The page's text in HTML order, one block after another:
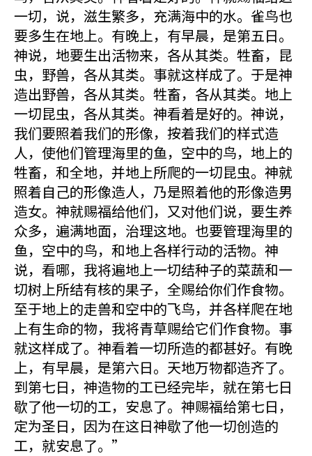
一切，说，滋生繁多，充满海中的水。雀鸟也
要多生在地上。有晚上，有早晨，是第五日。
神说，地要生出活物来，各从其类。牲畜，昆
虫，野兽，各从其类。事就这样成了。于是神
造出野兽，各从其类。牲畜，各从其类。地上
一切昆虫，各从其类。神看着是好的。神说，
我们要照着我们的形像，按着我们的样式造
人，使他们管理海里的鱼，空中的鸟，地上的
牲畜，和全地，并地上所爬的一切昆虫。神就
照着自己的形像造人，乃是照着他的形像造男
造女。神就赐福给他们，又对他们说，要生养
众多，遍满地面，治理这地。也要管理海里的
鱼，空中的鸟，和地上各样行动的活物。神
说，看哪，我将遍地上一切结种子的菜蔬和一
切树上所结有核的果子，全赐给你们作食物。
至于地上的走兽和空中的飞鸟，并各样爬在地
上有生命的物，我将青草赐给它们作食物。事
就这样成了。神看着一切所造的都甚好。有晚
上，有早晨，是第六日。天地万物都造齐了。
到第七日，神造物的工已经完毕，就在第七日
歇了他一切的工，安息了。神赐福给第七日，
定为圣日，因为在这日神歇了他一切创造的
工，就安息了。”